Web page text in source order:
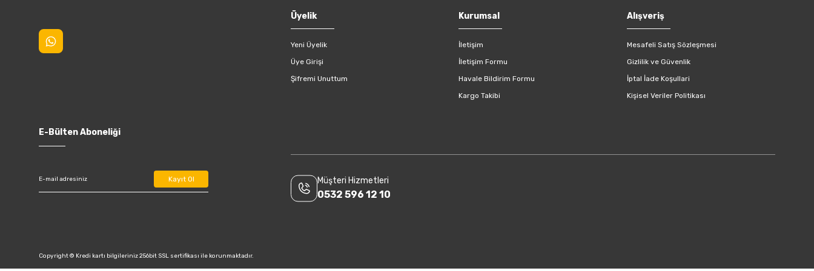
Üyelik
Yeni Üyelik
Üye Girişi
Şifremi Unuttum
Kurumsal
İletişim
İletişim Formu
Havale Bildirim Formu
Kargo Takibi
Alışveriş
Mesafeli Satış Sözleşmesi
Gizlilik ve Güvenlik
İptal İade Koşullari
Kişisel Veriler Politikası
E-Bülten Aboneliği
Kayıt Ol Müşteri Hizmetleri
0532 596 12 10
Copyright © Kredi kartı bilgileriniz 256bit SSL sertifikası ile korunmaktadır.